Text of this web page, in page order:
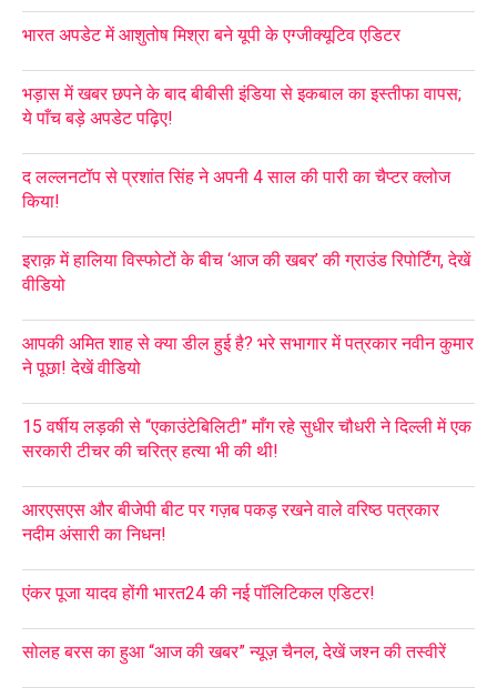
भारत अपडेट में आशुतोष मिश्रा बने यूपी के एग्जीक्यूटिव एडिटर
भड़ास में खबर छपने के बाद बीबीसी इंडिया से इकबाल का इस्तीफा वापस;
ये पाँच बड़े अपडेट पढ़िए!
द लल्लनटॉप से प्रशांत सिंह ने अपनी 4 साल की पारी का चैप्टर क्लोज
किया!
इराक़ में हालिया विस्फोटों के बीच ‘आज की खबर’ की ग्राउंड रिपोर्टिंग, देखें
वीडियो
आपकी अमित शाह से क्या डील हुई है? भरे सभागार में पत्रकार नवीन कुमार
ने पूछा! देखें वीडियो
15 वर्षीय लड़की से “एकाउंटेबिलिटी” माँग रहे सुधीर चौधरी ने दिल्ली में एक
सरकारी टीचर की चरित्र हत्या भी की थी!
आरएसएस और बीजेपी बीट पर गज़ब पकड़ रखने वाले वरिष्ठ पत्रकार
नदीम अंसारी का निधन!
एंकर पूजा यादव होंगी भारत24 की नई पॉलिटिकल एडिटर!
सोलह बरस का हुआ “आज की खबर” न्यूज़ चैनल, देखें जश्न की तस्वीरें